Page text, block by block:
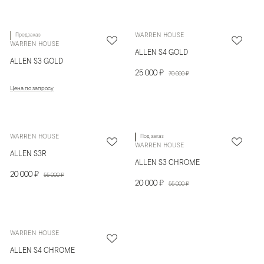
Предзаказ
WARREN HOUSE
ALLEN S3 GOLD
Цена по запросу
WARREN HOUSE
ALLEN S4 GOLD
25 000 ₽ 70 000 ₽
WARREN HOUSE
ALLEN S3R
20 000 ₽ 55 000 ₽
Под заказ
WARREN HOUSE
ALLEN S3 CHROME
20 000 ₽ 55 000 ₽
WARREN HOUSE
ALLEN S4 CHROME